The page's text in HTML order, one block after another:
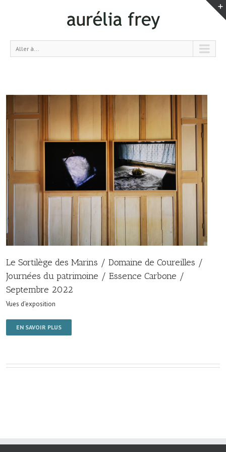
Aller à...
Le Sortilège des Marins / Domaine de Coureilles /
Journées du patrimoine / Essence Carbone /
Septembre 2022
Vues d'exposition
EN SAVOIR PLUS